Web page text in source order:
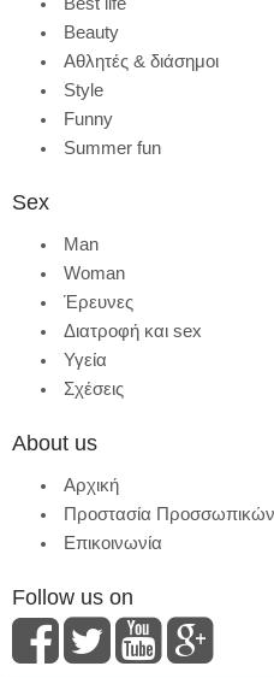
Beauty
Αθλητές & διάσημοι
Style
Funny
Summer fun
Sex
Man
Woman
Έρευνες
Διατροφή και sex
Υγεία
Σχέσεις
About us
Αρχική
Προστασία
Επικοινωνία
Follow us on